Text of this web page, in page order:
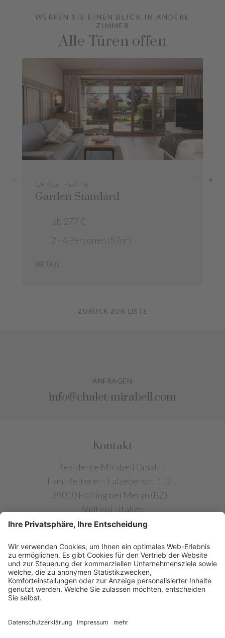
WERFEN SIE EINEN BLICK IN ANDERE
ZIMMER
Alle Türen offen
CHALET-SUITE
Garden Standard
ab 277 €
2 - 4 Personen (57m²)
DETAIL
ZURÜCK ZUR LISTE
ANFRAGEN
info@chalet-mirabell.com
Kontakt
Residence Mirabell GmbH .
Fam. Reiterer - Falzebenstr. 112 .
39010 Hafling bei Meran (BZ) .
Südtirol - Italien
Tel. +39 0473 279 300